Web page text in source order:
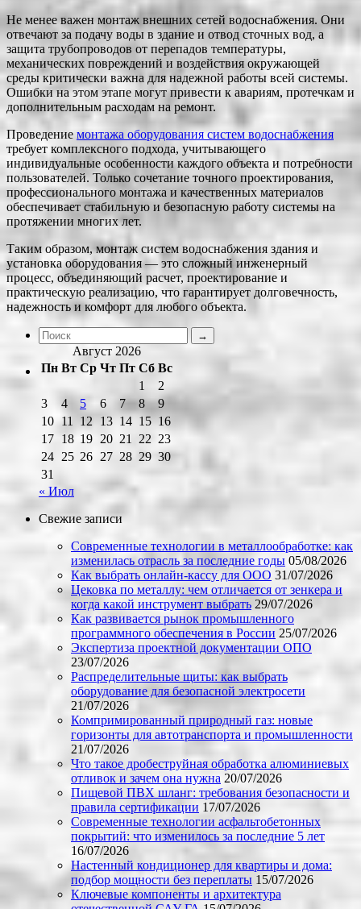
Не менее важен монтаж внешних сетей водоснабжения. Они
отвечают за подачу воды в здание и отвод сточных вод, а
защита трубопроводов от перепадов температуры,
механических повреждений и воздействия окружающей
среды критически важна для надежной работы всей системы.
Ошибки на этом этапе могут привести к авариям, протечкам и
дополнительным расходам на ремонт.
Проведение монтажа оборудования систем водоснабжения
требует комплексного подхода, учитывающего
индивидуальные особенности каждого объекта и потребности
пользователей. Только сочетание точного проектирования,
профессионального монтажа и качественных материалов
обеспечивает стабильную и безопасную работу системы на
протяжении многих лет.
Таким образом, монтаж систем водоснабжения здания и
установка оборудования — это сложный инженерный
процесс, объединяющий расчет, проектирование и
практическую реализацию, что гарантирует долговечность,
надежность и комфорт для любого объекта.
Август 2026
Пн Вт Ср Чт Пт Сб Вс
1
2
3
4 5 6 7 8
9
10 11 12 13 14 15 16
17 18 19 20 21 22 23
24 25 26 27 28 29 30
31
« Июл
Свежие записи
Современные технологии в металлообработке: как
изменилась отрасль за последние годы 05/08/2026
Как выбрать онлайн-кассу для ООО 31/07/2026
Цековка по металлу: чем отличается от зенкера и
когда какой инструмент выбрать 29/07/2026
Как развивается рынок промышленного
программного обеспечения в России 25/07/2026
Экспертиза проектной документации ОПО
23/07/2026
Распределительные щиты: как выбрать
оборудование для безопасной электросети
21/07/2026
Компримированный природный газ: новые
горизонты для автотранспорта и промышленности
21/07/2026
Что такое дробеструйная обработка алюминиевых
отливок и зачем она нужна 20/07/2026
Пищевой ПВХ шланг: требования безопасности и
правила сертификации 17/07/2026
Современные технологии асфальтобетонных
покрытий: что изменилось за последние 5 лет
16/07/2026
Настенный кондиционер для квартиры и дома:
подбор мощности без переплаты 15/07/2026
Ключевые компоненты и архитектура